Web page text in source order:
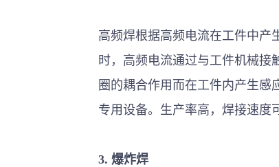
高频焊根据高频电流在工件中产
时，高频电流通过与工件机械接
圈的耦合作用而在工件内产生
专用设备。生产率高，焊接速度
3. 爆炸焊